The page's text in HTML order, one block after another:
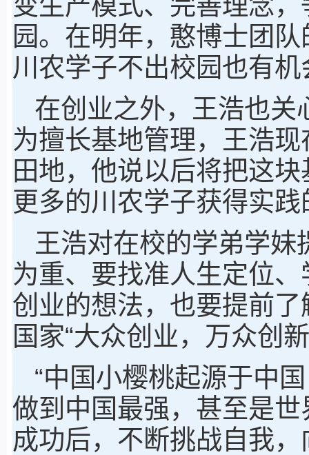
园。在明年，憨博士团
川农学子不出校园也有
在创业之外，王浩也关
为擅长基地管理，王浩
田地，他说以后将把这
更多的川农学子获得实践
王浩对在校的学弟学
为重、要找准人生定位
创业的想法，也要提前
国家“大众创业，万众创
“中国小樱桃起源于中
做到中国最强，甚至是
成功后，不断挑战自我